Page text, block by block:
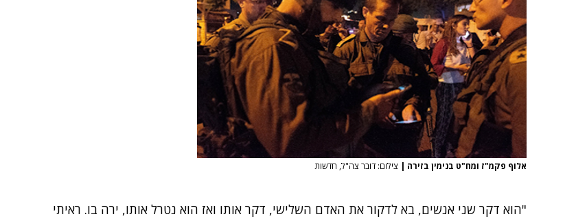
אלוף פקמ"ז ומח"ט בנימין בזירה | צילום: דובר צה"ל‎, חדשות
"הוא דקר שני אנשים, בא לדקור את האדם השלישי, דקר אותו ואז הוא נטרל אותו, ירה בו. ראיתי